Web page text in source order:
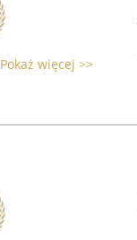
Pokaż więcej >>